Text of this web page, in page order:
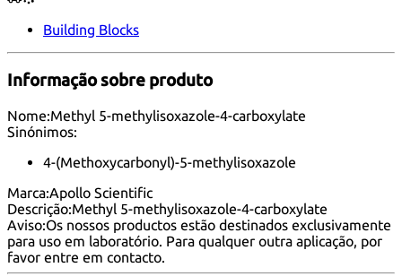
Building Blocks
Informação sobre produto
Nome:Methyl 5-methylisoxazole-4-carboxylate
Sinónimos:
4-(Methoxycarbonyl)-5-methylisoxazole
Marca:Apollo Scientific
Descrição:Methyl 5-methylisoxazole-4-carboxylate
Aviso:Os nossos productos estão destinados exclusivamente
para uso em laboratório. Para qualquer outra aplicação, por
favor entre em contacto